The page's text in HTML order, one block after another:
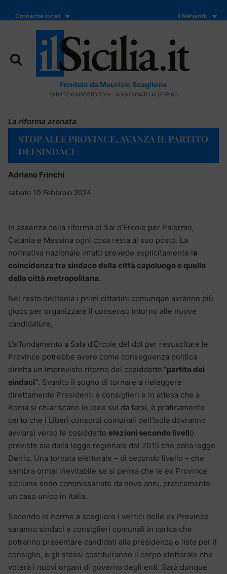
Cronache locali Il Network
Fondato da Maurizio Scaglione
SABATO 8 AGOSTO 2026 - AGGIORNATO ALLE 19:00
La riforma arenata
STOP ALLE PROVINCE, AVANZA IL PARTITO
DEI SINDACI
Adriano Frinchi
sabato 10 Febbraio 2024
In assenza della riforma di Sal d’Ercole per Palermo,
Catania e Messina ogni cosa resta al suo posto. La
normativa nazionale infatti prevede esplicitamente la
coincidenza tra sindaco della città capoluogo e quello
della città metropolitana.
Nel resto dell’Isola i primi cittadini comunque avranno più
gioco per organizzare il consenso intorno alle nuove
candidature,
L’affondamento a Sala d’Ercole del ddl per resuscitare le
Province potrebbe avere come conseguenza politica
diretta un imprevisto ritorno del cosiddetto “partito dei
sindaci”. Svanito il sogno di tornare a rieleggere
direttamente Presidenti e consiglieri e in attesa che a
Roma si chiariscano le idee sul da farsi, è praticamente
certo che i Liberi consorzi comunali dell’Isola dovranno
avviarsi verso le cosiddette elezioni secondo livello
previste sia dalla legge regionale del 2015 che dalla legge
Delrio. Una tornata elettorale – di secondo livello – che
sembra ormai inevitabile se si pensa che le ex Province
siciliane sono commissariate da nove anni, praticamente
un caso unico in Italia.
Secondo le norme a scegliere i vertici delle ex Province
saranno sindaci e consiglieri comunali in carica che
potranno presentare candidati alla presidenza e liste per il
consiglio, e gli stessi costituiranno il corpo elettorale che
voterà i nuovi organi di governo degli enti. Sarà dunque